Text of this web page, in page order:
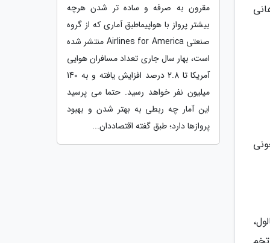
مقرون به صرفه و ساده تر شدن هرچه
بیشتر پرواز با هواپیماطبق آماری که از گروه
صنعتی Airlines for America منتشر شده
است، بهار سال جاری تعداد مسافران هوایی
آمریکا تا 2.8 درصد افزایش یافته و به 140
میلیون نفر خواهد رسید. حتما می پرسید
این آمار چه ربطی به بهتر شدن و بهبود
پروازها دارد؛ طبق گفته اقتصاددان...